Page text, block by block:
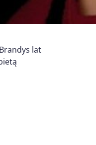
lat